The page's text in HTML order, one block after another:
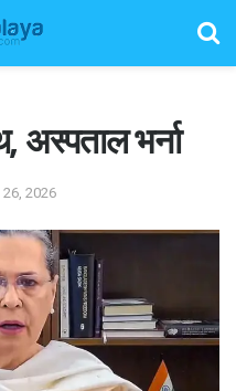
अस्पताल भर्ना
2026